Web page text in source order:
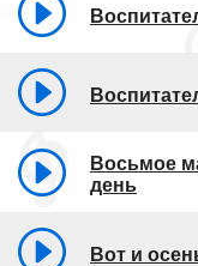
Восьмое
день
Вот и